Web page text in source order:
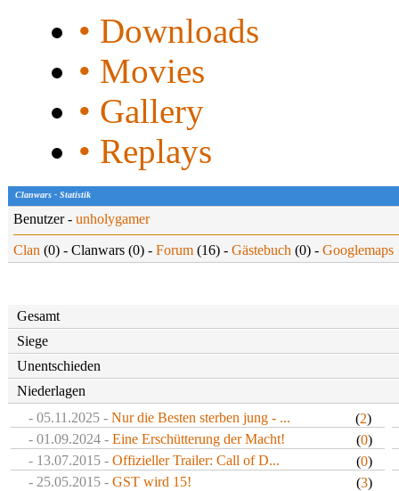
• Downloads
• Movies
• Gallery
• Replays
Clanwars - Statistik
Benutzer - unholygamer
Clan (0) - Clanwars (0) - Forum (16) - Gästebuch (0) - Googlemaps
Gesamt
Siege
Unentschieden
Niederlagen
- 05.11.2025 - Nur die Besten sterben jung - ... (2)
- 01.09.2024 - Eine Erschütterung der Macht! (0)
- 13.07.2015 - Offizieller Trailer: Call of D... (0)
- 25.05.2015 - GST wird 15! (3)